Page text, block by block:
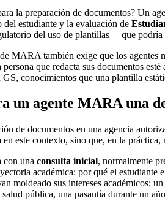
la preparación de documentos? Un
estudiante y la evaluación de
del uso de plantillas —que
MARA también exige que los agentes
persona que redacta sus documentos
conocimientos que una plantilla
un agente MARA una
de documentos en una agencia
en este contexto, sino que, en la
con una consulta inicial, normalmente
académica: por qué el
moldeado sus intereses académicos:
pública, una pasantía durante un